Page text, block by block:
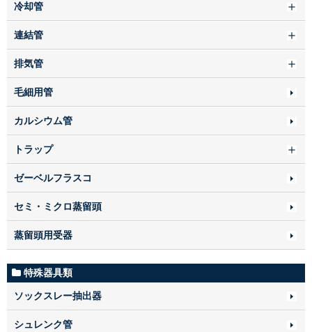
冷却管
連結管
排気管
毛細用管
カルシウム管
トラップ
ゼーベルフラスコ
セミ・ミクロ蒸留頭
蒸留頭用受器
特殊器具類
ソックスレー抽出器
シュレンク管